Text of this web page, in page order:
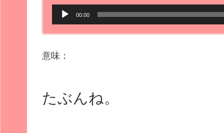
声
レ
ー
00:00
意味：
たぶんね。